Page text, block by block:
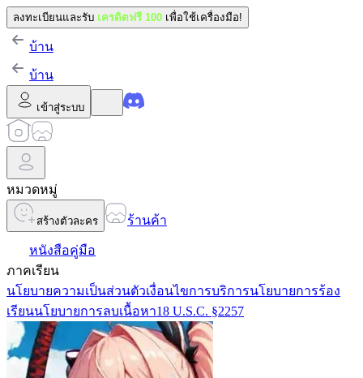
ลงทะเบียนและรับ เครดิตฟรี 100 เพื่อใช้เครื่องมือ!
บ้าน
บ้าน
เข้าสู่ระบบ
หมวดหมู่
สร้างตัวละคร ร้านค้า
หนังสือคู่มือ
ภาคเรียน
นโยบายความเป็นส่วนตัวเงื่อนไขการบริการนโยบายการร้อง
เรียนนโยบายการลบเนื้อหา18 U.S.C. §2257